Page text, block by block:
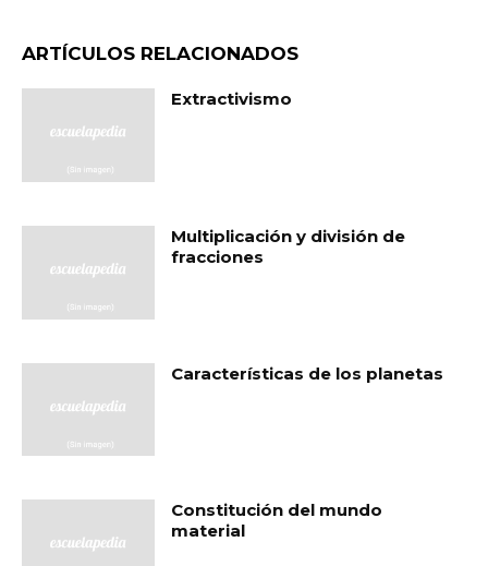
ARTÍCULOS RELACIONADOS
Extractivismo
Multiplicación y división de
fracciones
Características de los planetas
Constitución del mundo
material